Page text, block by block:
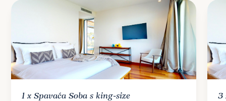
1 xSpavaća Sobas king-size
3